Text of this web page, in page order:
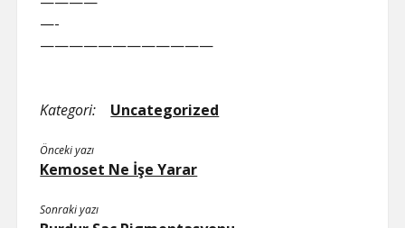
—-
————————————
Kategori: Uncategorized
Önceki yazı
Kemoset Ne İşe Yarar
Sonraki yazı